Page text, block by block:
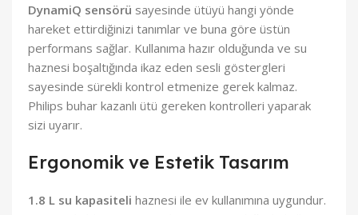
DynamiQ sensörü sayesinde ütüyü hangi yönde
hareket ettirdiğinizi tanımlar ve buna göre üstün
performans sağlar. Kullanıma hazır olduğunda ve su
haznesi boşaltığında ikaz eden sesli göstergleri
sayesinde sürekli kontrol etmenize gerek kalmaz.
Philips buhar kazanlı ütü gereken kontrolleri yaparak
sizi uyarır.
Ergonomik ve Estetik Tasarım
1.8 L su kapasiteli haznesi ile ev kullanımına uygundur.